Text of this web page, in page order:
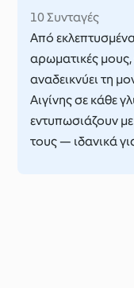
10 Συνταγές
Από εκλεπτυσμένα
αρωματικές
αναδεικνύει τη
Αιγίνης σε κάθε
εντυπωσιάζουν
τους — ιδανικά